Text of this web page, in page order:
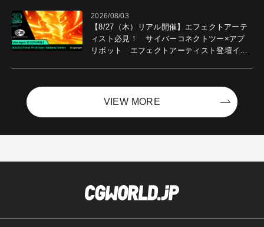
2026/08/03
【8/27（木）リアル開催】エフェクトアーテ
ィスト必見！ サイバーコネクトツー×アプ
リボット エフェクトアーティスト登壇イベ
VIEW MORE